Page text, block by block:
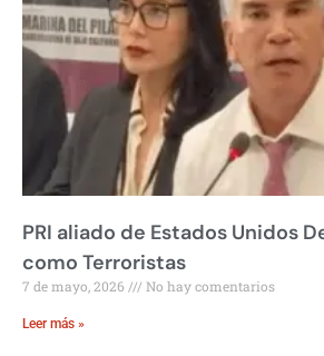
PRI aliado de Estados Unidos
como Terroristas
7 de mayo, 2026 No hay comentarios
Leer más »